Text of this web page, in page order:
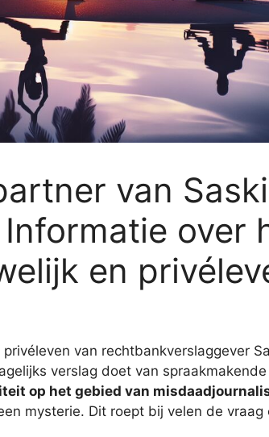
van
Informatie over
en
van rechtbankverslaggever
verslag doet van
op het gebied van
mysterie. Dit roept bij velen de vraag